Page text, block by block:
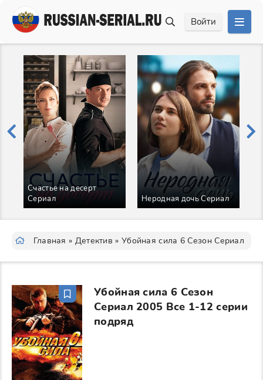
Войти
Счастье на десерт
Сериал
Неродная дочь Сериал
Главная » Детектив » Убойная сила 6 Сезон Сериал
Убойная сила 6 Сезон
Сериал 2005 Все 1-12 серии
подряд